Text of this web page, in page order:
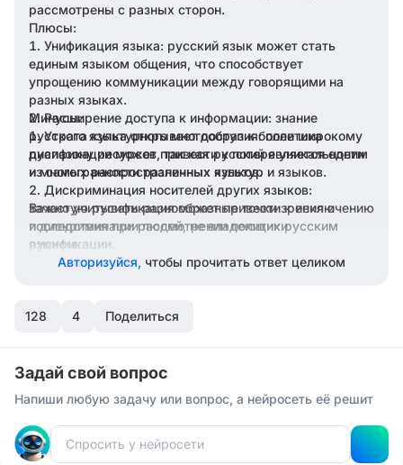
рассмотрены с разных сторон.
Плюсы:
Унификация языка: русский язык может стать
единым языком общения, что способствует
упрощению коммуникации между говорящими на
разных языках.
Расширение доступа к информации: знание
русского языка открывает доступ к более широкому
диапазону ресурсов, так как русский является одним
из самых распространенных языков.
Минусы:
Утрата культурного многообразия: политика
русификации может привести к потере уникальности
и многогранности различных культур и языков.
Дискриминация носителей других языков:
зачастую русификация может привести к исключению
и дискриминации людей, не владеющих русским
языком.
Важно учитывать разнообразные точки зрения и
последствия при рассмотрении политики
русификации.
Авторизуйся, чтобы прочитать ответ целиком
128 4 Поделиться
Задай свой вопрос
Напиши любую задачу или вопрос, а нейросеть её решит